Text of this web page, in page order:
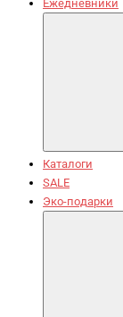
Ежедневники
Каталоги
SALE
Эко-подарки